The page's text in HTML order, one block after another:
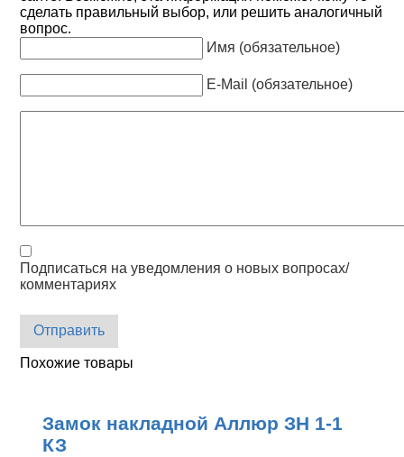
сделать правильный выбор, или решить аналогичный
вопрос.
Имя (обязательное)
E-Mail (обязательное)
Подписаться на уведомления о новых вопросах/
комментариях
Отправить
Похожие товары
Замок накладной Аллюр ЗН 1-1
КЗ